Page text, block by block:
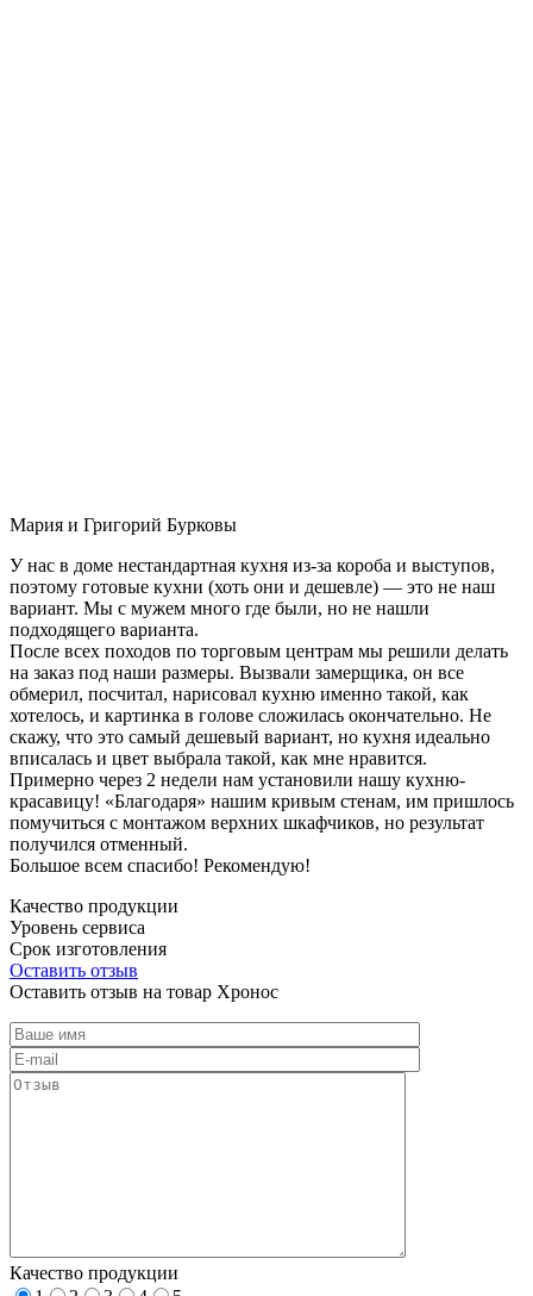
Мария и Григорий Бурковы
У нас в доме нестандартная кухня из-за короба и выступов,
поэтому готовые кухни (хоть они и дешевле) — это не наш
вариант. Мы с мужем много где были, но не нашли
подходящего варианта.
После всех походов по торговым центрам мы решили делать
на заказ под наши размеры. Вызвали замерщика, он все
обмерил, посчитал, нарисовал кухню именно такой, как
хотелось, и картинка в голове сложилась окончательно. Не
скажу, что это самый дешевый вариант, но кухня идеально
вписалась и цвет выбрала такой, как мне нравится.
Примерно через 2 недели нам установили нашу кухню-
красавицу! «Благодаря» нашим кривым стенам, им пришлось
помучиться с монтажом верхних шкафчиков, но результат
получился отменный.
Большое всем спасибо! Рекомендую!
Качество продукции
Уровень сервиса
Срок изготовления
Оставить отзыв
Оставить отзыв на товар Хронос
Качество продукции